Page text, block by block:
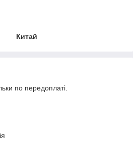
Китай
по передоплаті.